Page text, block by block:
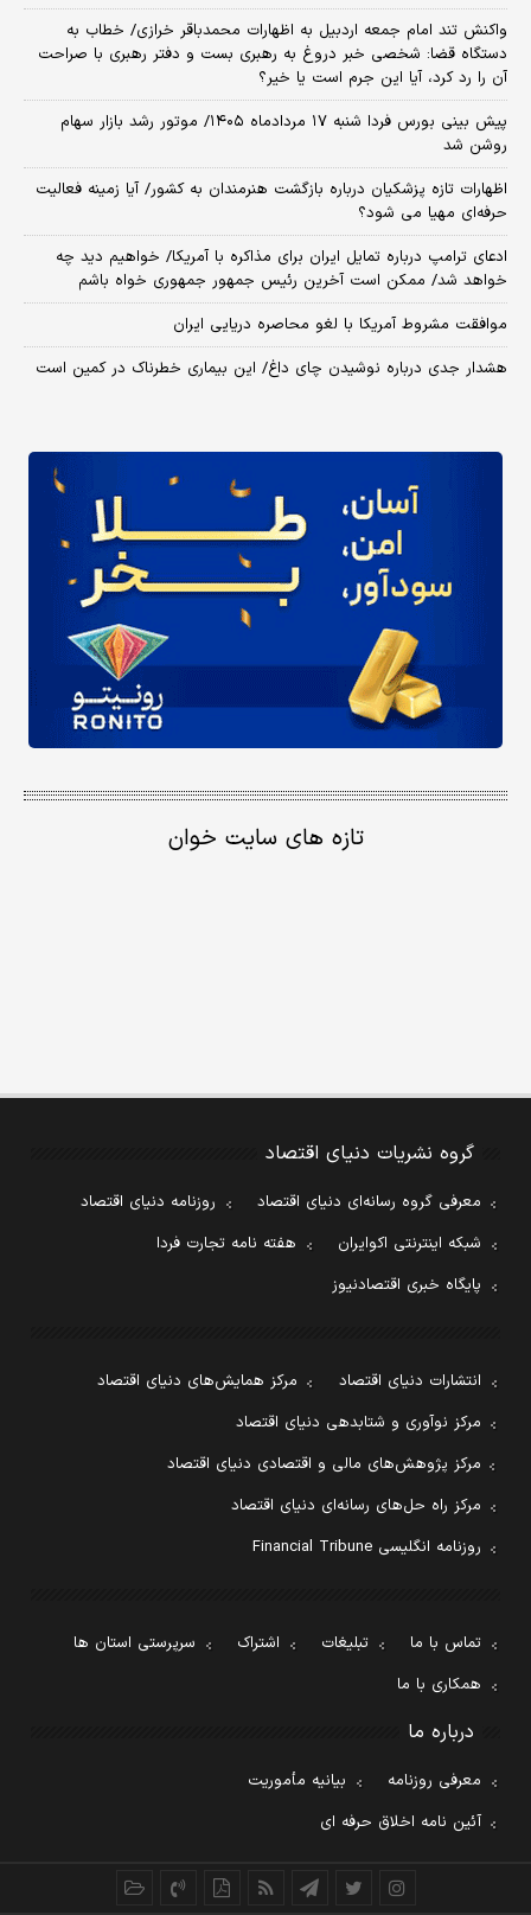
واکنش تند امام جمعه اردبیل به اظهارات محمدباقر خرازی/ خطاب به
دستگاه قضا: شخصی خبر دروغ به رهبری بست و دفتر رهبری با صراحت
آن را رد کرد، آیا این جرم است یا خیر؟
پیش بینی بورس فردا شنبه ۱۷ مردادماه ۱۴۰۵/ موتور رشد بازار سهام
روشن شد
اظهارات تازه پزشکیان درباره بازگشت هنرمندان به کشور/ آیا زمینه فعالیت
حرفه‌ای مهیا می شود؟
ادعای ترامپ درباره تمایل ایران برای مذاکره با آمریکا/ خواهیم دید چه
خواهد شد/ ممکن است آخرین رئیس‌ جمهور جمهوری خواه باشم
موافقت مشروط آمریکا با لغو محاصره دریایی ایران
هشدار جدی درباره نوشیدن چای داغ/ این بیماری خطرناک در کمین است
تازه های سایت خوان
گروه نشریات دنیای اقتصاد
معرفی گروه رسانه‌ای دنیای اقتصاد
روزنامه دنیای اقتصاد
شبکه اینترنتی اکوایران
هفته نامه تجارت فردا
پایگاه خبری اقتصادنیوز
انتشارات دنیای اقتصاد
مرکز همایش‌های دنیای اقتصاد
مرکز نوآوری و شتابدهی دنیای اقتصاد
مرکز پژوهش‌های مالی و اقتصادی دنیای اقتصاد
مرکز راه حل‌های رسانه‌ای دنیای اقتصاد
روزنامه انگلیسی Financial Tribune
تماس با ما تبلیغات اشتراک
سرپرستی استان ها
همکاری با ما
درباره ما
معرفی روزنامه
بیانیه مأموریت
آئین نامه اخلاق حرفه ای